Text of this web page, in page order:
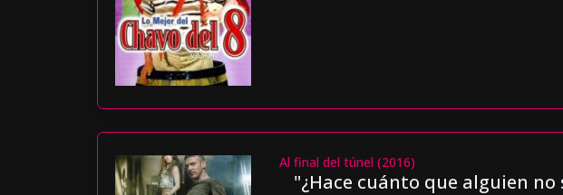
Al final del túnel (2016)
"¿Hace cuánto que alguien no